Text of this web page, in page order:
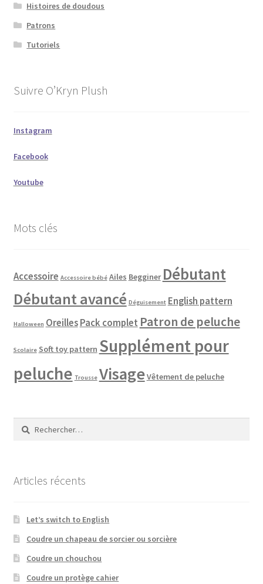
Histoires de doudous
Patrons
Tutoriels
Suivre O’Kryn Plush
Instagram
Facebook
Youtube
Mots clés
Accessoire Accessoire bébé Ailes Begginer Débutant
Débutant avancé Déguisement English pattern
Halloween Oreilles Pack complet Patron de peluche
Scolaire Soft toy pattern Supplément pour
peluche Trousse VisageVêtement de peluche
Rechercher :
Articles récents
Let’s switch to English
Coudre un chapeau de sorcier ou sorcière
Coudre un chouchou
Coudre un protège cahier